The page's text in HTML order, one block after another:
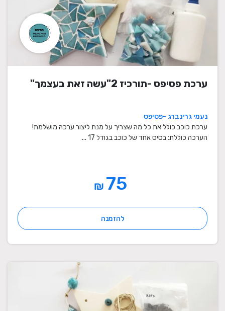
ערכת פסיפס -תורכיז 2"עשה זאת בעצמך"
נעמי גרינברג -פסיפס
ערכת כוכב כולל את כל מה שצריך על מנת ליצור ערכה מושלמת!
הערכה כוללת: בסיס אחד של כוכב בגודל 17 ...
₪
להזמנה